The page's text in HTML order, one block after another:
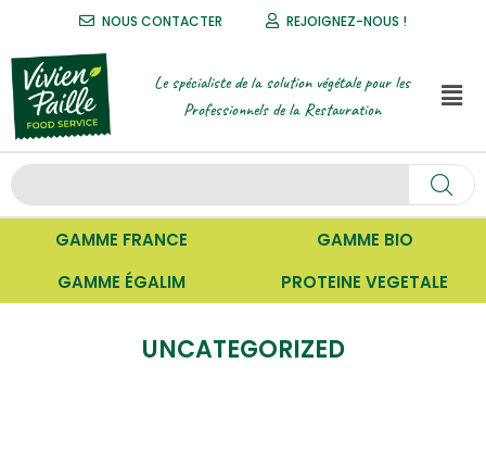
NOUS CONTACTER REJOIGNEZ-NOUS !
Le spécialiste de la solution végétale pour les
Professionnels de la Restauration
GAMME FRANCE
GAMME BIO
GAMME ÉGALIM
PROTEINE VEGETALE
UNCATEGORIZED